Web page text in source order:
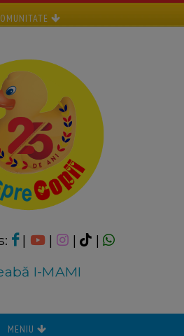
| | |
|
I-MAMI
MENIU